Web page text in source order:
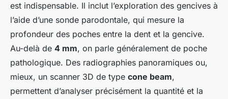
est indispensable. Il inclut l’exploration des gencives à
l’aide d’une sonde parodontale, qui mesure la
profondeur des poches entre la dent et la gencive.
Au-delà de 4 mm, on parle généralement de poche
pathologique. Des radiographies panoramiques ou,
mieux, un scanner 3D de type cone beam,
permettent d’analyser précisément la quantité et la